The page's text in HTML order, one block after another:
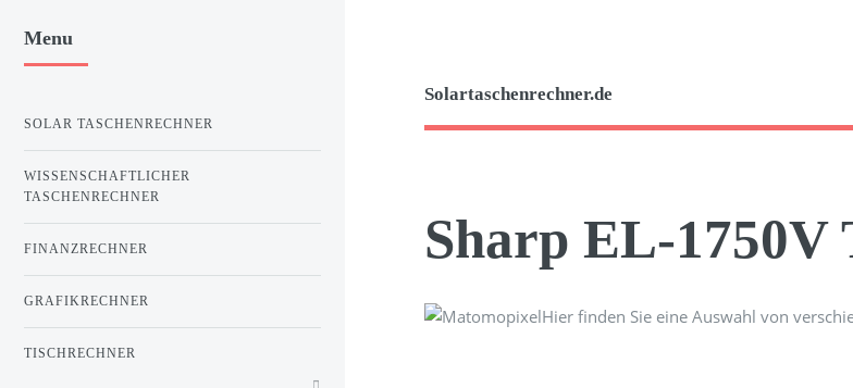
Solartaschenrechner.de
Sharp EL-1750V
Hier finden Sie eine Auswahl von
Menu
SOLAR TASCHENRECHNER
WISSENSCHAFTLICHER
TASCHENRECHNER
FINANZRECHNER
GRAFIKRECHNER
TISCHRECHNER